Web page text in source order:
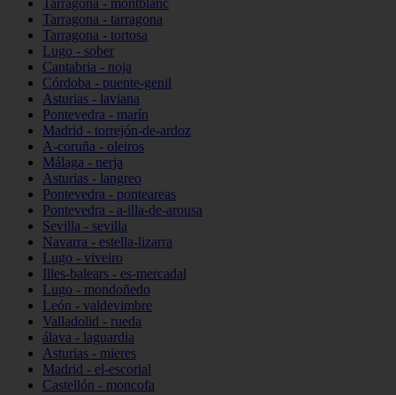
Tarragona - montblanc
Tarragona - tarragona
Tarragona - tortosa
Lugo - sober
Cantabria - noja
Córdoba - puente-genil
Asturias - laviana
Pontevedra - marín
Madrid - torrejón-de-ardoz
A-coruña - oleiros
Málaga - nerja
Asturias - langreo
Pontevedra - ponteareas
Pontevedra - a-illa-de-arousa
Sevilla - sevilla
Navarra - estella-lizarra
Lugo - viveiro
Illes-balears - es-mercadal
Lugo - mondoñedo
León - valdevimbre
Valladolid - rueda
álava - laguardia
Asturias - mieres
Madrid - el-escorial
Castellón - moncofa